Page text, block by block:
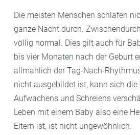
Die meisten Menschen schlafen
ganze Nacht durch.
völlig normal. Dies gilt auch für
bis vier Monaten nach der Geburt
allmählich der Tag-Nach-
nicht ausgebildet ist, kann sich
Aufwachens und Schreiens
Leben mit einem Baby also eine
Eltern ist, ist nicht ungewöhnlich.